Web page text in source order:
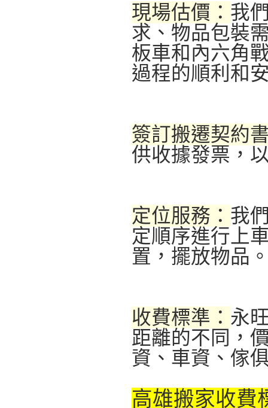
現場估價： 我
求、物品包裝
板車和內六角
過程的順利和
簽訂搬遷契約
供收據發票，
定位服務： 我
定順序進行上
置，擺放物品
收費標準： 永
距離的不同，
資、車資、傢
高雄搬家收費